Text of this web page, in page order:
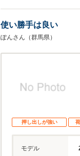
使い勝手は良い
ぽんさん（群馬県）
押し出しが強い
モデル